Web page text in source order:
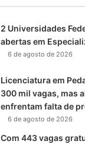
2 Universidades
abertas em
6 de agosto de 2026
Licenciatura em
300 mil vagas, mas
enfrentam falta de
6 de agosto de 2026
Com 443 vagas